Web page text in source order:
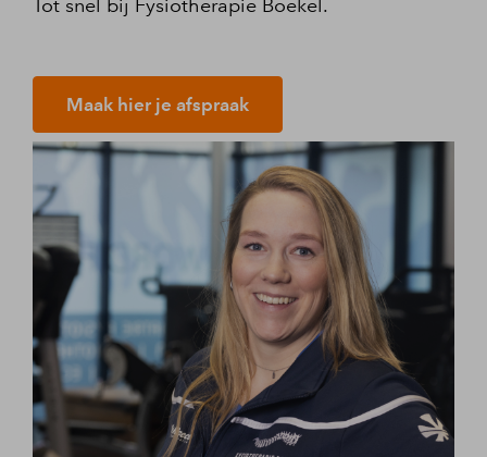
Tot snel bij Fysiotherapie Boekel.
Maak hier je afspraak